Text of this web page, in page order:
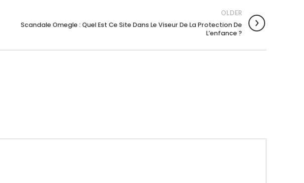
OLDER
Scandale Omegle : Quel Est Ce Site Dans Le Viseur De La Protection De
L’enfance ?